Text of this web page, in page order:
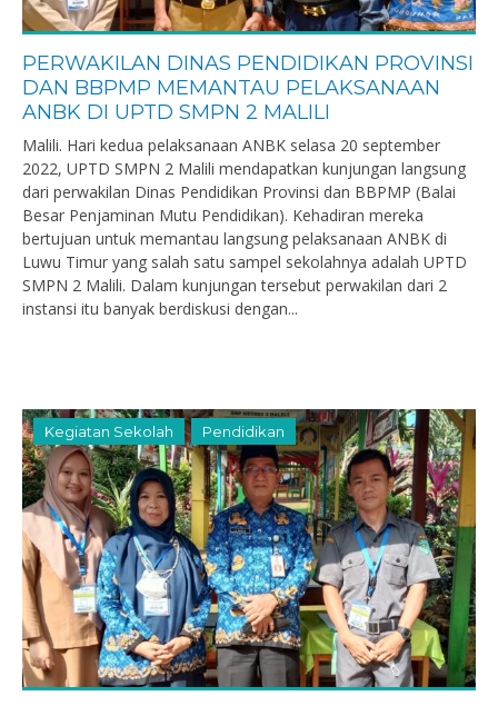
PERWAKILAN DINAS PENDIDIKAN PROVINSI
DAN BBPMP MEMANTAU PELAKSANAAN
ANBK DI UPTD SMPN 2 MALILI
Malili. Hari kedua pelaksanaan ANBK selasa 20 september
2022, UPTD SMPN 2 Malili mendapatkan kunjungan langsung
dari perwakilan Dinas Pendidikan Provinsi dan BBPMP (Balai
Besar Penjaminan Mutu Pendidikan). Kehadiran mereka
bertujuan untuk memantau langsung pelaksanaan ANBK di
Luwu Timur yang salah satu sampel sekolahnya adalah UPTD
SMPN 2 Malili. Dalam kunjungan tersebut perwakilan dari 2
instansi itu banyak berdiskusi dengan...
Kegiatan Sekolah Pendidikan